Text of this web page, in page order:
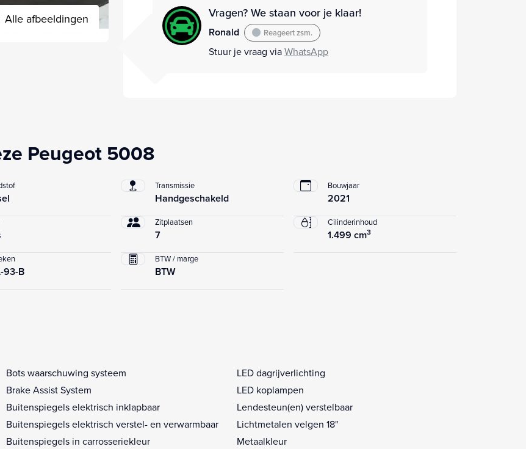
Alle afbeeldingen Vragen? We staan voor je klaar!
Ronald Reageert zsm.
Stuur je vraag viaWhatsApp
Peugeot 5008
Transmissie
Handgeschakeld
Bouwjaar
2021
Zitplaatsen
7
Cilinderinhoud
1.499 cm3
93-B
BTW / marge
BTW
Bots waarschuwing systeem
Brake Assist System
Buitenspiegels elektrisch inklapbaar
Buitenspiegels elektrisch verstel- en verwarmbaar
Buitenspiegels in carrosseriekleur
LED dagrijverlichting
LED koplampen
Lendesteun(en) verstelbaar
Lichtmetalen velgen 18"
Metaalkleur